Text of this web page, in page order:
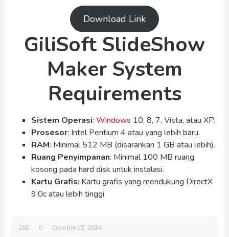
Download Link
GiliSoft SlideShow
Maker System
Requirements
Sistem Operasi: Windows 10, 8, 7, Vista, atau XP.
Prosesor: Intel Pentium 4 atau yang lebih baru.
RAM: Minimal 512 MB (disarankan 1 GB atau lebih).
Ruang Penyimpanan: Minimal 100 MB ruang
kosong pada hard disk untuk instalasi.
Kartu Grafis: Kartu grafis yang mendukung DirectX
9.0c atau lebih tinggi.
260 0 October 15, 2024